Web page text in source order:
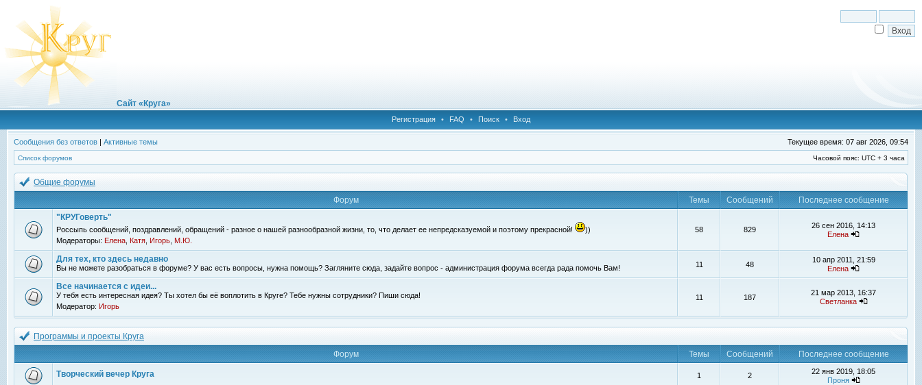
Сайт «Круга»
Регистрация • FAQ • Поиск • Вход
Сообщения без ответов | Активные темы Текущее время: 07 авг 2026, 09:54
Список форумов Часовой пояс: UTC + 3 часа
Общие форумы
Форум
Темы Сообщений
Последнее сообщение
"КРУГоверть"
Россыпь сообщений, поздравлений, обращений - разное о нашей разнообразной жизни, то, что делает ее непредсказуемой и поэтому прекрасной!
))
Модераторы: Елена Катя Игорь М.Ю.
58 829
26 сен 2016, 14:13
Елена
Для тех, кто здесь недавно
Вы не можете разобраться в форуме? У вас есть вопросы, нужна помощь? Загляните сюда, задайте вопрос - администрация форума всегда рада помочь Вам! 11 48
10 апр 2011, 21:59
Елена
Все начинается с идеи...
У тебя есть интересная идея? Ты хотел бы её воплотить в Круге? Тебе нужны сотрудники? Пиши сюда!
Модератор: Игорь
11 187
21 мар 2013, 16:37
Светланка
Программы и проекты Круга
Форум
Темы Сообщений Последнее сообщение
Творческий вечер Круга 1 2
22 янв 2019, 18:05
Проня